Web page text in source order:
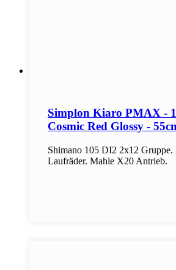
Simplon Kiaro PMAX -
Cosmic Red Glossy -
Shimano 105 DI2 2x12
Laufräder. Mahle X20 Antrieb.